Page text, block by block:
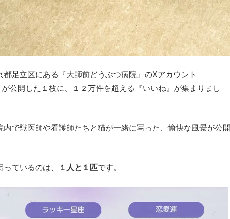
都足立区にある『大師前どうぶつ病院』のXアカウント
が公開した１枚に、１２万件を超える『いいね』が集まりまし
内で獣医師や看護師たちと猫が一緒に写った、愉快な風景が公開
ているのは、 １人と１匹です。